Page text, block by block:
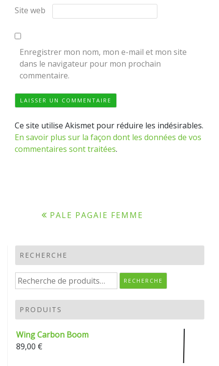
Site web
Enregistrer mon nom, mon e-mail et mon site
dans le navigateur pour mon prochain
commentaire.
Ce site utilise Akismet pour réduire les indésirables.
En savoir plus sur la façon dont les données de vos
commentaires sont traitées.
Navigation
l’article
PALE PAGAIE FEMME
RECHERCHE
Recherche
pour :
RECHERCHE
PRODUITS
Wing Carbon Boom
89,00 €